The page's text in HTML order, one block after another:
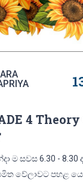
4
ම සවස 6.30 -
වේලාවට පහළ